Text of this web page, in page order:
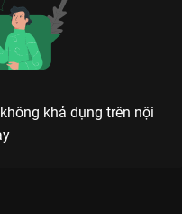
khả dụng trên nội